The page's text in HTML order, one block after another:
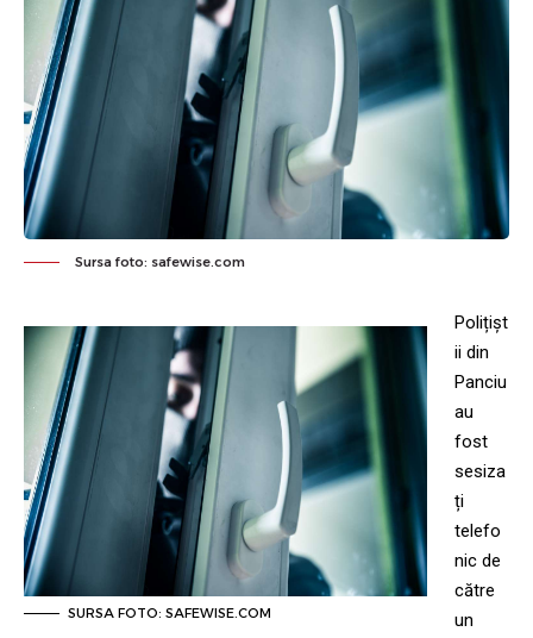
Sursa foto: safewise.com
SURSA FOTO: SAFEWISE.COM
Polițișt
ii din
Panciu
au
fost
sesiza
ți
telefo
nic de
către
un